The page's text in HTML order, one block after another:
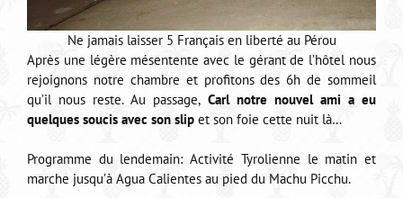
Ne jamais laisser 5 Français en liberté au Pérou
Après une légère mésentente avec le gérant de l’hôtel nous
rejoignons notre chambre et profitons des 6h de sommeil
qu’il nous reste. Au passage, Carl notre nouvel ami a eu
quelques soucis avec son slip et son foie cette nuit là…
Programme du lendemain: Activité Tyrolienne le matin et
marche jusqu’à Agua Calientes au pied du Machu Picchu.